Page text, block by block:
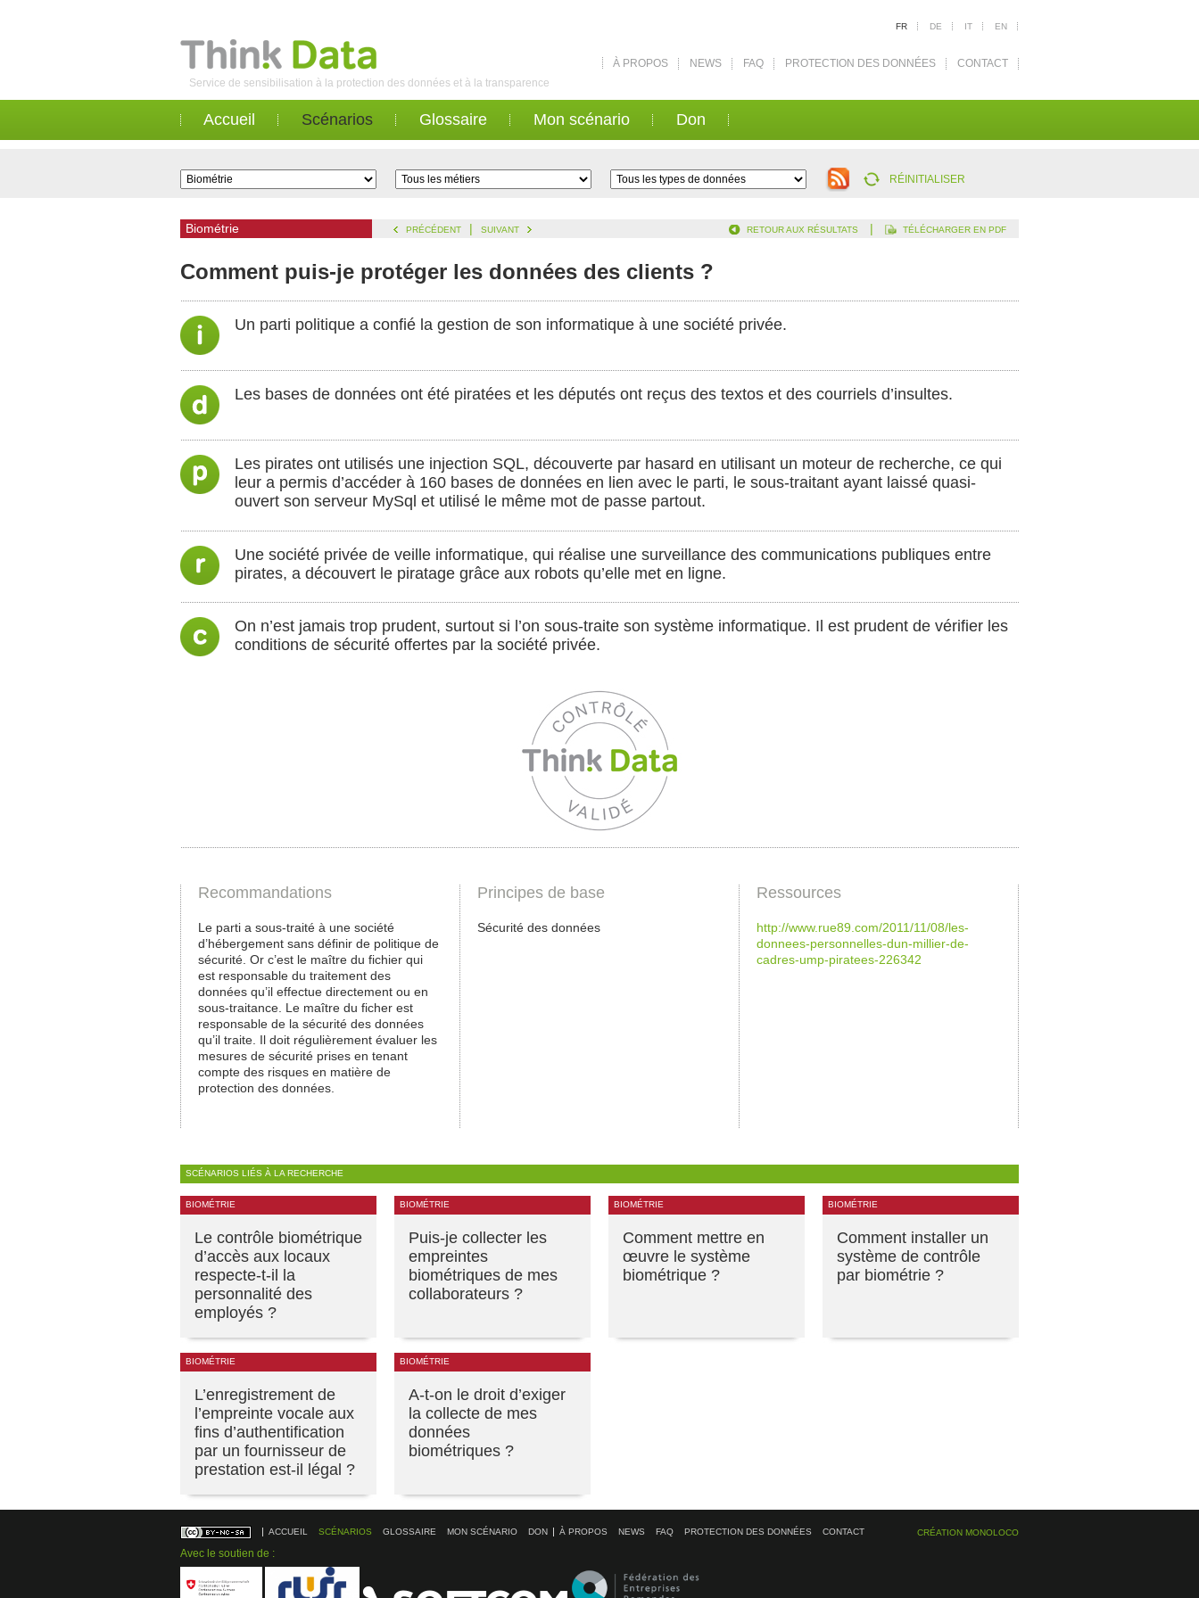
Service de sensibilisation à la protection des données et à la transparence
FR DE IT EN
À PROPOS NEWS FAQ PROTECTION DES DONNÉES CONTACT
Accueil Scénarios Glossaire Mon scénario Don
RÉINITIALISER
Biométrie PRÉCÉDENT | SUIVANT RETOUR AUX RÉSULTATS | TÉLÉCHARGER EN PDF
Comment puis-je protéger les données des clients ?
Un parti politique a confié la gestion de son informatique à une société privée.
Les bases de données ont été piratées et les députés ont reçus des textos et des courriels d’insultes.
Les pirates ont utilisés une injection SQL, découverte par hasard en utilisant un moteur de recherche, ce qui
leur a permis d’accéder à 160 bases de données en lien avec le parti, le sous-traitant ayant laissé quasi-
ouvert son serveur MySql et utilisé le même mot de passe partout.
Une société privée de veille informatique, qui réalise une surveillance des communications publiques entre
pirates, a découvert le piratage grâce aux robots qu’elle met en ligne.
On n’est jamais trop prudent, surtout si l’on sous-traite son système informatique. Il est prudent de vérifier les
conditions de sécurité offertes par la société privée.
Recommandations
Le parti a sous-traité à une société
d’hébergement sans définir de politique de
sécurité. Or c’est le maître du fichier qui
est responsable du traitement des
données qu’il effectue directement ou en
sous-traitance. Le maître du ficher est
responsable de la sécurité des données
qu’il traite. Il doit régulièrement évaluer les
mesures de sécurité prises en tenant
compte des risques en matière de
protection des données.
Principes de base
Sécurité des données
Ressources
http://www.rue89.com/2011/11/08/les-
donnees-personnelles-dun-millier-de-
cadres-ump-piratees-226342
SCÉNARIOS LIÉS À LA RECHERCHE
BIOMÉTRIE
Le contrôle biométrique
d’accès aux locaux
respecte-t-il la
personnalité des
employés ?
BIOMÉTRIE
Puis-je collecter les
empreintes
biométriques de mes
collaborateurs ?
BIOMÉTRIE
Comment mettre en
œuvre le système
biométrique ?
BIOMÉTRIE
Comment installer un
système de contrôle
par biométrie ?
BIOMÉTRIE
L’enregistrement de
l’empreinte vocale aux
fins d’authentification
par un fournisseur de
prestation est-il légal ?
BIOMÉTRIE
A-t-on le droit d’exiger
la collecte de mes
données
biométriques ?
ACCUEIL SCÉNARIOS GLOSSAIRE MON SCÉNARIO DON À PROPOS NEWS FAQ PROTECTION DES DONNÉES CONTACT CRÉATION MONOLOCO
Avec le soutien de :